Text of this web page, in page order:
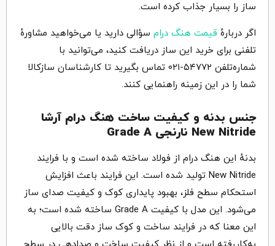
ساز را بسیار جذاب کرده است.
اگر دربارهٔ قیمت هنگ درام سؤالی دارید یا می‌خواهید مشاورهٔ
تلفنی برای خرید این ساز دریافت کنید، می‌توانید با
شماره‌تلفن ۵۴۷۷۲-۰۲۱ تماس بگیرید تا کارشناسان سازکالا
شما را در این زمینه راهنمایی کنند.
جنس بدنه و کیفیت ساخت هنگ درام آرشا
New Nitride نارنجی Grade A
بدنهٔ این هنگ درام از فولاد ساخته شده است و با فرایند
New Nitride تولید شده است. این فرایند باعث افزایش
استحکام سطح فلز، بهبود پایداری کوک و کیفیت صدای ساز
می‌شود. این مدل با کیفیت Grade A ساخته شده است؛ به
این معنا که در فرایند ساخت و کوک ساز دقت بالایی